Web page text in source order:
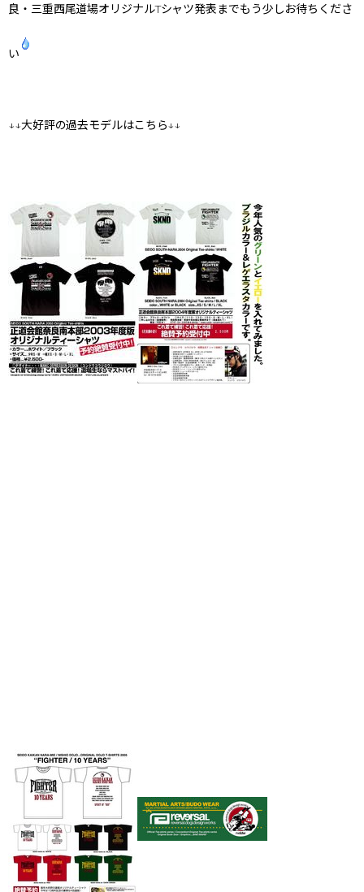
良・三重西尾道場オリジナルTシャツ発表までもう少しお待ちくださ
い
↓↓大好評の過去モデルはこちら↓↓